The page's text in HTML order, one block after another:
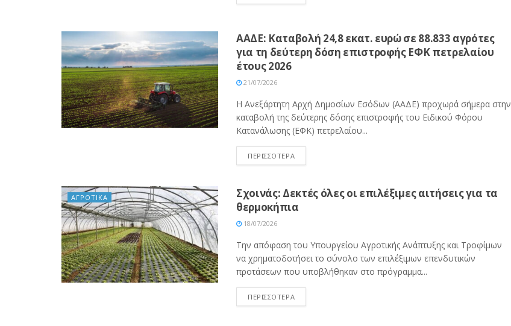
ΑΑΔΕ: Καταβολή 24,8 εκατ. ευρώ σε 88.833 αγρότες
για τη δεύτερη δόση επιστροφής ΕΦΚ πετρελαίου
έτους 2026
21/07/2026
Η Ανεξάρτητη Αρχή Δημοσίων Εσόδων (ΑΑΔΕ) προχωρά σήμερα στην
καταβολή της δεύτερης δόσης επιστροφής του Ειδικού Φόρου
Κατανάλωσης (ΕΦΚ) πετρελαίου...
ΠΕΡΙΣΣΟΤΕΡΑ
ΑΓΡΟΤΙΚΑ
Σχοινάς: Δεκτές όλες οι επιλέξιμες αιτήσεις για τα
θερμοκήπια
18/07/2026
Την απόφαση του Υπουργείου Αγροτικής Ανάπτυξης και Τροφίμων
να χρηματοδοτήσει το σύνολο των επιλέξιμων επενδυτικών
προτάσεων που υποβλήθηκαν στο πρόγραμμα...
ΠΕΡΙΣΣΟΤΕΡΑ